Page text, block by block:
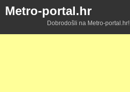
Metro-portal.hr
Dobrodošli na Metro-portal.hr!